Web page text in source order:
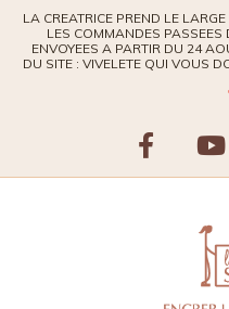
LA CREATRICE PREND LE
LES COMMANDES PASSEES
ENVOYEES A PARTIR DU 24
DU SITE : VIVELETE QUI VOUS